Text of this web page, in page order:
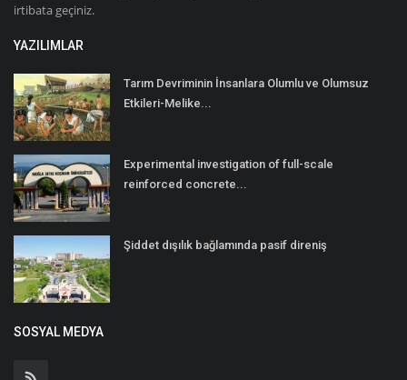
irtibata geçiniz.
YAZILIMLAR
Tarım Devriminin İnsanlara Olumlu ve Olumsuz
Etkileri-Melike...
Experimental investigation of full-scale
reinforced concrete...
Şiddet dışılık bağlamında pasif direniş
SOSYAL MEDYA